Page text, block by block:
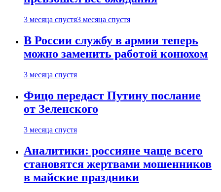
3 месяца спустя3 месяца спустя
В России службу в армии теперь
можно заменить работой конюхом
3 месяца спустя
Фицо передаст Путину послание
от Зеленского
3 месяца спустя
Аналитики: россияне чаще всего
становятся жертвами мошенников
в майские праздники